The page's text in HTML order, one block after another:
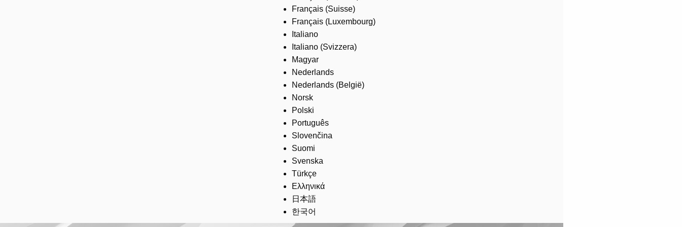
Français (Suisse)
Français (Luxembourg)
Italiano
Italiano (Svizzera)
Magyar
Nederlands
Nederlands (België)
Norsk
Polski
Português
Slovenčina
Suomi
Svenska
Türkçe
Ελληνικά
日本語
한국어